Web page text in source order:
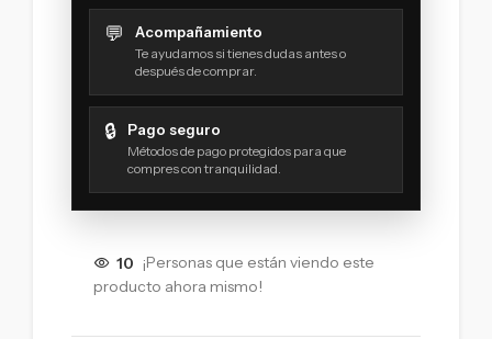
💬 Acompañamiento
Te ayudamos si tienes dudas antes o
después de comprar.
🔒 Pago seguro
Métodos de pago protegidos para que
compres con tranquilidad.
10 ¡Personas que están viendo este
producto ahora mismo!